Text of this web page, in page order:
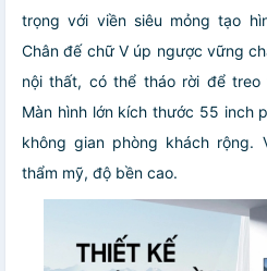
trọng với viền siêu mỏng tạo
Chân đế chữ V úp ngược vững
nội thất, có thể tháo rời để treo
Màn hình lớn kích thước 55 inch
không gian phòng khách rộng.
thẩm mỹ, độ bền cao.